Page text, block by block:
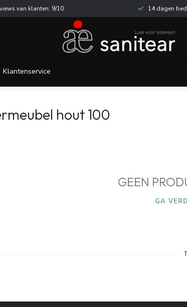
van klanten: 9/10 14 dagen
Klantenservice
hout 100
GEEN
GA